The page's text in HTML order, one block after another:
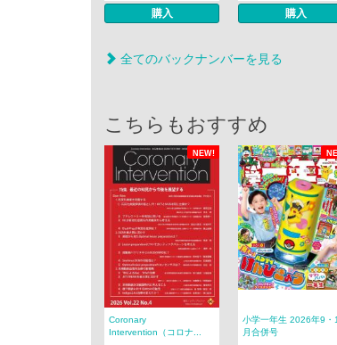
購入 購入
全てのバックナンバーを見る
こちらもおすすめ
NEW!
Coronary
Intervention（コロナ...
小学一年生 2026年9・
月合併号